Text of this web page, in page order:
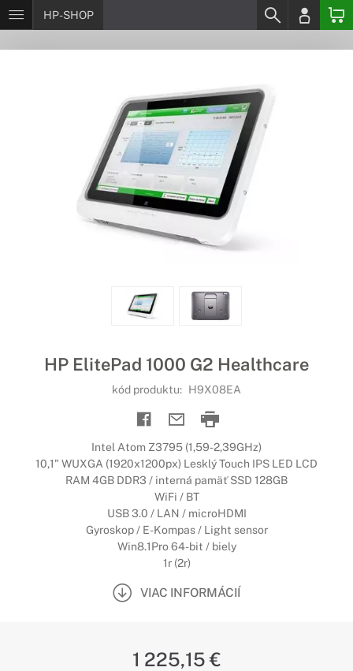
HP-SHOP
HP ElitePad 1000 G2 Healthcare
kód produktu: H9X08EA
Intel Atom Z3795 (1,59-2,39GHz)
10,1" WUXGA (1920x1200px) Lesklý Touch IPS LED LCD
RAM 4GB DDR3 / interná pamäť SSD 128GB
WiFi / BT
USB 3.0 / LAN / microHDMI
Gyroskop / E-Kompas / Light sensor
Win8.1Pro 64-bit / biely
1r (2r)
VIAC INFORMÁCIÍ
1 225,15 €